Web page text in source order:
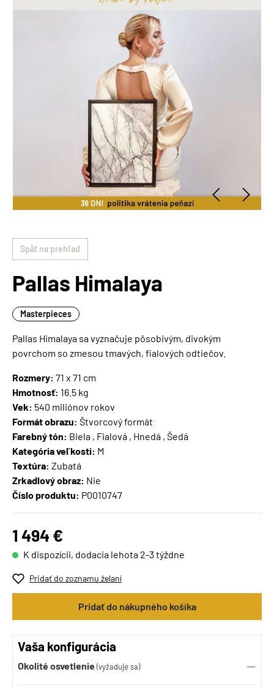
Späť na prehľad
Pallas Himalaya
Masterpieces
Pallas Himalaya sa vyznačuje pôsobivým, divokým
povrchom so zmesou tmavých, fialových odtiečov.
Rozmery: 71 x 71 cm
Hmotnosť: 16.5 kg
Vek: 540 miliónov rokov
Formát obrazu: Štvorcový formát
Farebný tón: Biela , Fialová , Hnedá , Šedá
Kategória veľkosti: M
Textúra: Zubatá
Zrkadlový obraz: Nie
Číslo produktu: P0010747
1 494 €
K dispozícii, dodacia lehota 2-3 týždne
Pridať do zoznamu želaní
Pridať do nákupného košíka
Vaša konfigurácia
Okolité osvetlenie (vyžaduje sa)